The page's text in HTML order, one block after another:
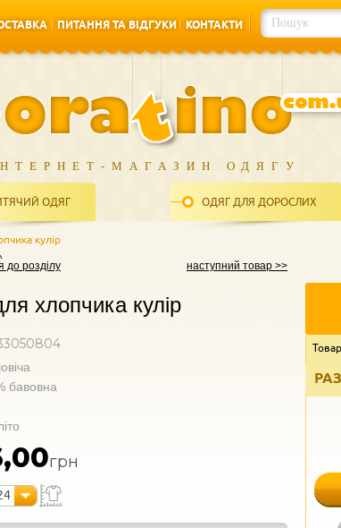
ПИТАННЯ ТА ВІДГУКИ
КОНТАКТИ
МАГАЗИН ОДЯГУ
ОДЯГ ОДЯГ ДЛЯ ДОРОСЛИХ
кулір
Товар
наступний товар >>
до розділу
хлопчика кулір
бавовна
грн